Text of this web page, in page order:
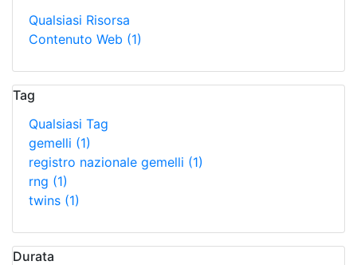
Qualsiasi Risorsa
Contenuto Web (1)
Tag
Qualsiasi Tag
gemelli (1)
registro nazionale gemelli (1)
rng (1)
twins (1)
Durata